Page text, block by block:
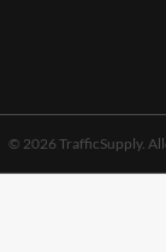
© 2026 TrafficSupply.